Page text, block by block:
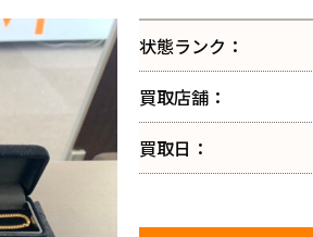
状態ランク：
買取店舗：
買取日：